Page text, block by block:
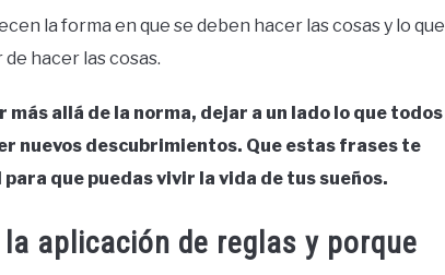
la forma en que se deben hacer las cosas y lo que
hacer las cosas.
allá de la norma, dejar a un lado lo que todos
nuevos descubrimientos. Que estas frases te
que puedas vivir la vida de tus sueños.
aplicación de reglas y porque